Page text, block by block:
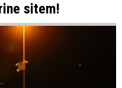
sitem!